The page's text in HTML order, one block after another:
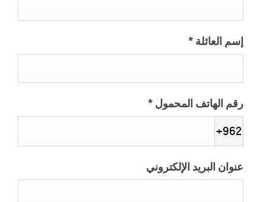
إسم العائلة *
رقم الهاتف المحمول *
+962
عنوان البريد الإلكتروني